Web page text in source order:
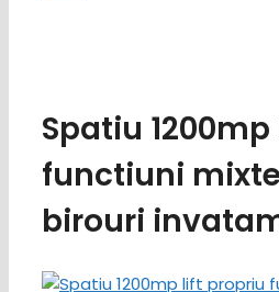
Spatiu
functiuni
birouri